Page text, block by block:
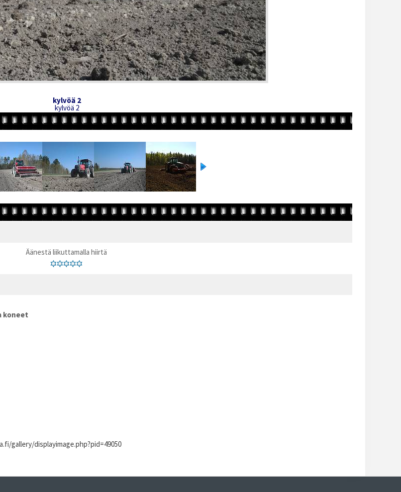
kylvöä 2
kylvöä 2
Äänestä liikuttamalla hiirtä
koneet
gallery/displayimage.php?pid=49050